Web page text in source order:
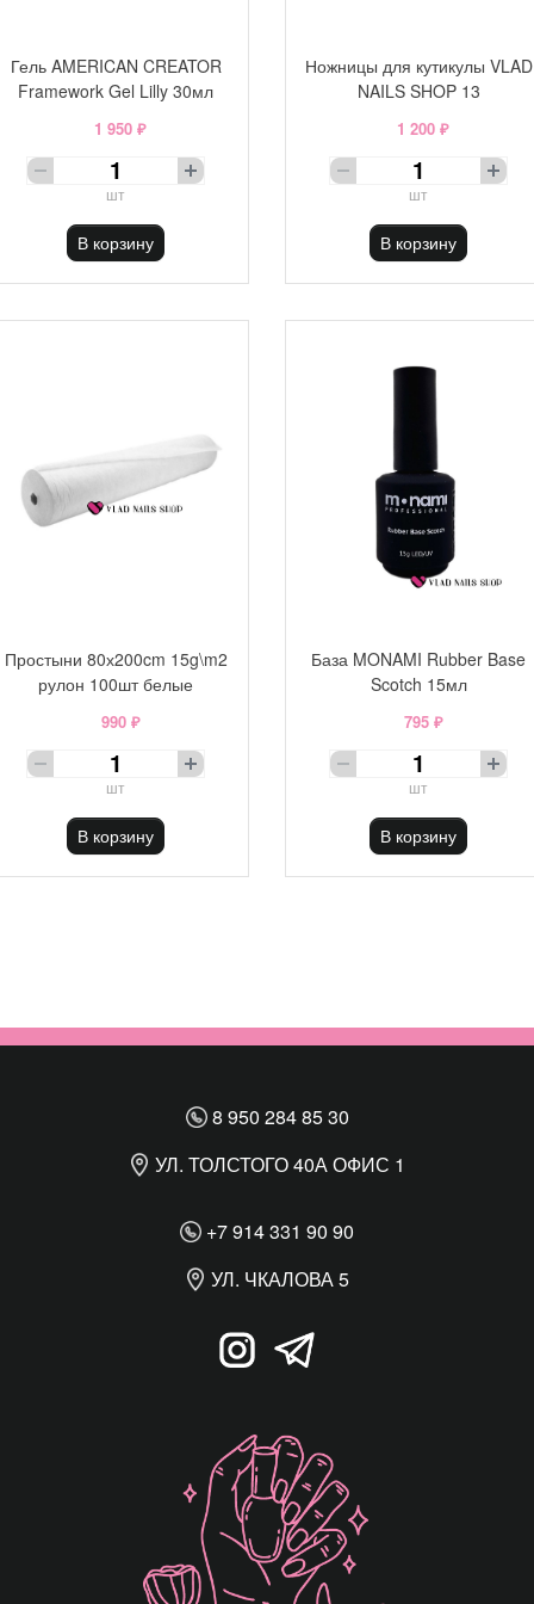
Гель AMERICAN CREATOR
Framework Gel Lilly 30мл
1 950 ₽
шт
В корзину
Ножницы для кутикулы VLAD
NAILS SHOP 13
1 200 ₽
шт
В корзину
Простыни 80х200cm 15g\m2
рулон 100шт белые
990 ₽
шт
В корзину
База MONAMI Rubber Base
Scotch 15мл
795 ₽
шт
В корзину
8 950 284 85 30
УЛ. ТОЛСТОГО 40А ОФИС 1
+7 914 331 90 90
УЛ. ЧКАЛОВА 5